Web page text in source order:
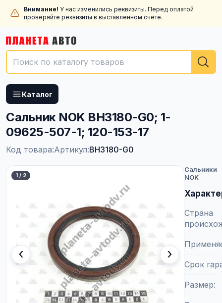
Внимание! У нас изменились реквизиты. Перед оплатой
проверяйте реквизиты в выставленном счёте.
Каталог
Сальник NOK BH3180-G0; 1-
09625-507-1; 120-153-17
Код товара:Артикул:BH3180-G0
1 / 2
‹ ›
Сальники
NOK
Страна
Срок
Размер